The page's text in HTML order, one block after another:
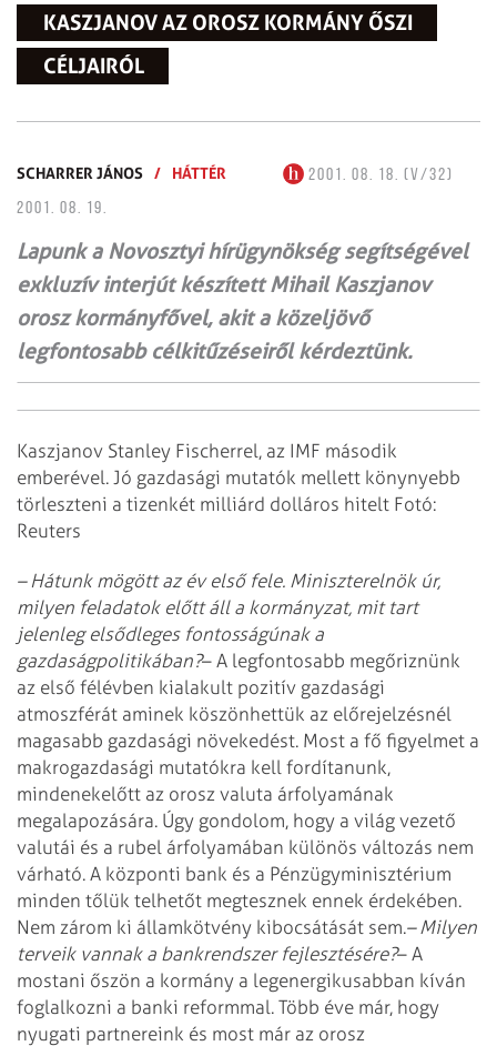
KASZJANOV AZ OROSZ KORMÁNY ŐSZI
CÉLJAIRÓL
SCHARRER JÁNOS / HÁTTÉR
2001. 08. 18. (V/32)
2001. 08. 19.
Lapunk a Novosztyi hírügynökség segítségével
exkluzív interjút készített Mihail Kaszjanov
orosz kormányfővel, akit a közeljövő
legfontosabb célkitűzéseiről kérdeztünk.
Kaszjanov Stanley Fischerrel, az IMF második
emberével. Jó gazdasági mutatók mellett könynyebb
törleszteni a tizenkét milliárd dolláros hitelt Fotó:
Reuters
– Hátunk mögött az év első fele. Miniszterelnök úr,
milyen feladatok előtt áll a kormányzat, mit tart
jelenleg elsődleges fontosságúnak a
gazdaságpolitikában?– A legfontosabb megőriznünk
az első félévben kialakult pozitív gazdasági
atmoszférát aminek köszönhettük az előrejelzésnél
magasabb gazdasági növekedést. Most a fő figyelmet a
makrogazdasági mutatókra kell fordítanunk,
mindenekelőtt az orosz valuta árfolyamának
megalapozására. Úgy gondolom, hogy a világ vezető
valutái és a rubel árfolyamában különös változás nem
várható. A központi bank és a Pénzügyminisztérium
minden tőlük telhetőt megtesznek ennek érdekében.
Nem zárom ki államkötvény kibocsátását sem.– Milyen
terveik vannak a bankrendszer fejlesztésére?– A
mostani őszön a kormány a legenergikusabban kíván
foglalkozni a banki reformmal. Több éve már, hogy
nyugati partnereink és most már az orosz